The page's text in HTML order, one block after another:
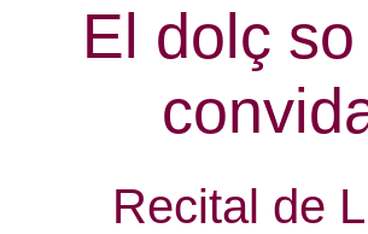
El dolç
Recital de